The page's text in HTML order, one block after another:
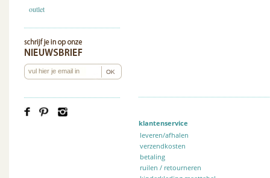
outlet
klantenservice
leveren/afhalen
verzendkosten
betaling
ruilen / retourneren